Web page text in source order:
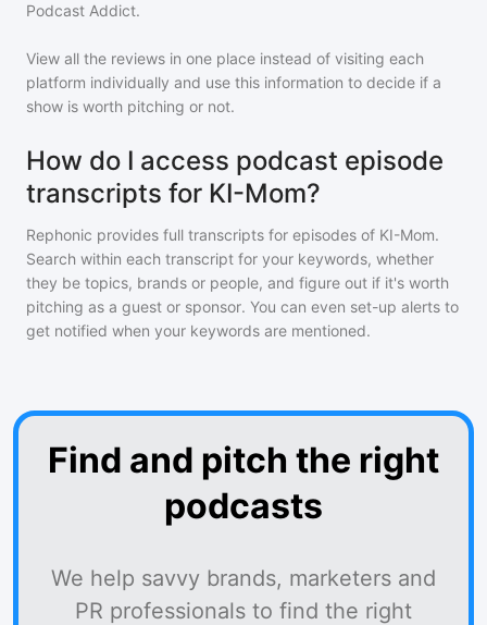
Podcast Addict.
View all the reviews in one place instead of visiting each
platform individually and use this information to decide if a
show is worth pitching or not.
How do I access podcast episode
transcripts for KI-Mom?
Rephonic provides full transcripts for episodes of KI-Mom.
Search within each transcript for your keywords, whether
they be topics, brands or people, and figure out if it's worth
pitching as a guest or sponsor. You can even set-up alerts to
get notified when your keywords are mentioned.
Find and pitch the right
podcasts
We help savvy brands, marketers and
PR professionals to find the right